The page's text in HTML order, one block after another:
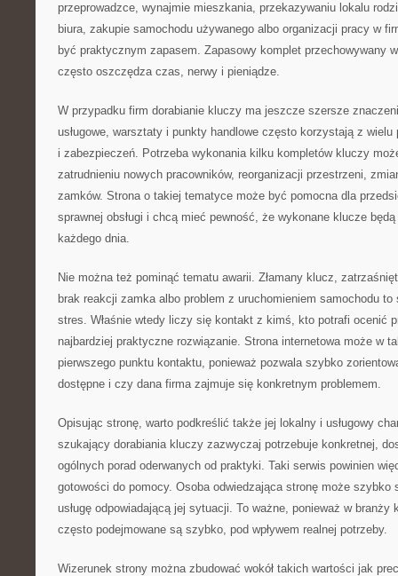
przeprowadzce, wynajmie mieszkania, przekazywaniu lokalu
biura, zakupie samochodu używanego albo organizacji pracy w
być praktycznym zapasem. Zapasowy komplet przechowywany
często oszczędza czas, nerwy i pieniądze.
W przypadku firm dorabianie kluczy ma jeszcze szersze
usługowe, warsztaty i punkty handlowe często korzystają z
i zabezpieczeń. Potrzeba wykonania kilku kompletów kluczy
zatrudnieniu nowych pracowników, reorganizacji przestrzeni,
zamków. Strona o takiej tematyce może być pomocna dla
sprawnej obsługi i chcą mieć pewność, że wykonane klucze będą
każdego dnia.
Nie można też pominąć tematu awarii. Złamany klucz,
brak reakcji zamka albo problem z uruchomieniem samochodu to
stres. Właśnie wtedy liczy się kontakt z kimś, kto potrafi ocenić
najbardziej praktyczne rozwiązanie. Strona internetowa może w
pierwszego punktu kontaktu, ponieważ pozwala szybko
dostępne i czy dana firma zajmuje się konkretnym problemem.
Opisując stronę, warto podkreślić także jej lokalny i usługowy
szukający dorabiania kluczy zazwyczaj potrzebuje konkretnej,
ogólnych porad oderwanych od praktyki. Taki serwis powinien
gotowości do pomocy. Osoba odwiedzająca stronę może
usługę odpowiadającą jej sytuacji. To ważne, ponieważ w
często podejmowane są szybko, pod wpływem realnej potrzeby.
Wizerunek strony można zbudować wokół takich wartości jak